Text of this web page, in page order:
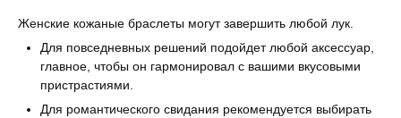
Женские кожаные браслеты могут завершить любой лук.
Для повседневных решений подойдет любой аксессуар,
главное, чтобы он гармонировал с вашими вкусовыми
пристрастиями.
Для романтического свидания рекомендуется выбирать